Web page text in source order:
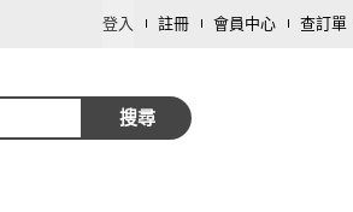
登入 註冊 會員中心 查訂單
搜尋